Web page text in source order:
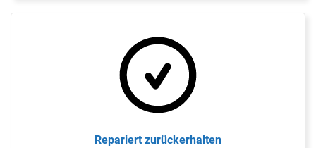
Repariert zurückerhalten